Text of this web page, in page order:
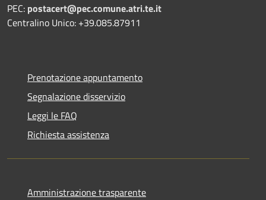
PEC: postacert@pec.comune.atri.te.it
Centralino Unico: +39.085.87911
Prenotazione appuntamento
Segnalazione disservizio
Leggi le FAQ
Richiesta assistenza
Amministrazione trasparente